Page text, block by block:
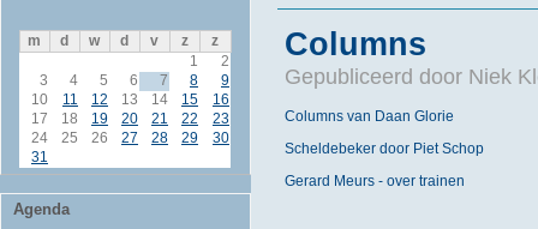
m d w d v z
z
1
2
3
4 5 6 7 8
9
10
11 12 13 14 15
16
17
18 19 20 21 22
23
24
25 26 27 28 29
30
31
Agenda
Columns
Gepubliceerd door Niek
Columns van Daan Glorie
Scheldebeker door Piet Schop
Gerard Meurs - over trainen